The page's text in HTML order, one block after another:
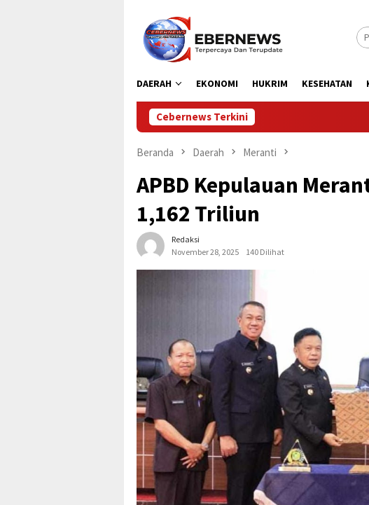
konten
DAERAH EKONOMI HUKRIM KESEHATAN
Cebernews Terkini Dipersip Rokan
Beranda Daerah Meranti
APBD Kepulauan
1,162 Triliun
Redaksi
November 28, 2025
140 Dilihat